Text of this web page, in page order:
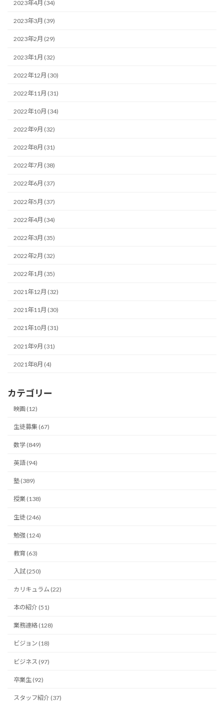
2023年4月 (34)
2023年3月 (39)
2023年2月 (29)
2023年1月 (32)
2022年12月 (30)
2022年11月 (31)
2022年10月 (34)
2022年9月 (32)
2022年8月 (31)
2022年7月 (38)
2022年6月 (37)
2022年5月 (37)
2022年4月 (34)
2022年3月 (35)
2022年2月 (32)
2022年1月 (35)
2021年12月 (32)
2021年11月 (30)
2021年10月 (31)
2021年9月 (31)
2021年8月 (4)
カテゴリー
映画 (12)
生徒募集 (67)
数学 (849)
英語 (94)
塾 (389)
授業 (138)
生徒 (246)
勉強 (124)
教育 (63)
入試 (250)
カリキュラム (22)
本の紹介 (51)
業務連絡 (128)
ビジョン (18)
ビジネス (97)
卒業生 (92)
スタッフ紹介 (37)